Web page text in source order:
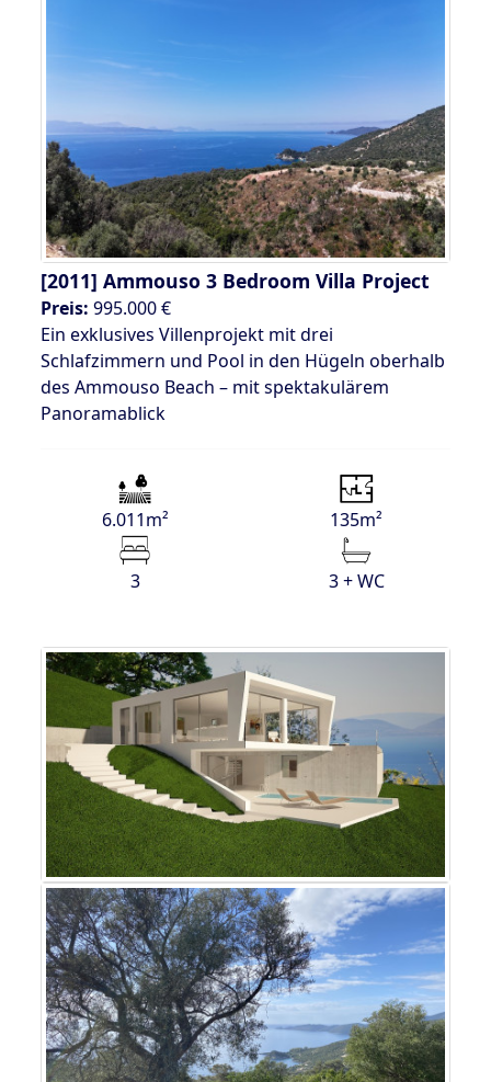
[2011] Ammouso 3 Bedroom Villa Project
Preis: 995.000 €
Ein exklusives Villenprojekt mit drei
Schlafzimmern und Pool in den Hügeln oberhalb
des Ammouso Beach – mit spektakulärem
Panoramablick
6.011m² 135m²
3 3 + WC